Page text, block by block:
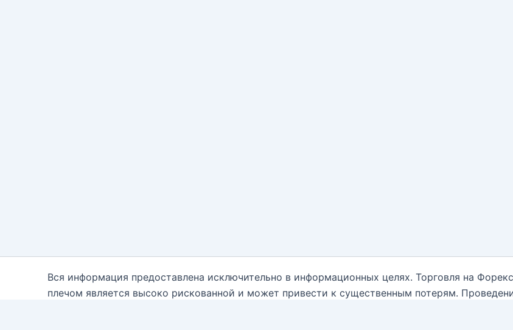
Вся информация предоставлена исключительно в информационных целях. Торговля на
плечом является высоко рискованной и может привести к существенным потерям.